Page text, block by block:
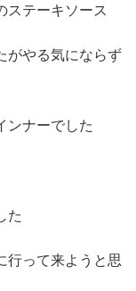
ステーキソース
がやる気にならず
ンナーでした
た
行って来ようと思